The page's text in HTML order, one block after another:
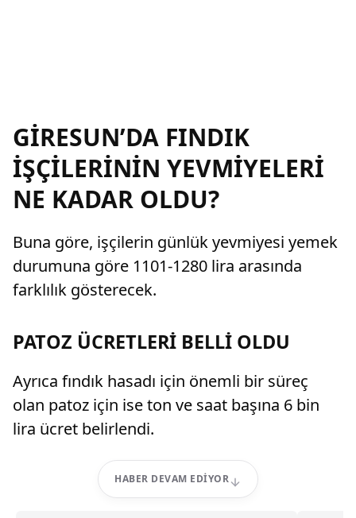
GİRESUN’DA FINDIK
İŞÇİLERİNİN YEVMİYELERİ
NE KADAR OLDU?
Buna göre, işçilerin günlük yevmiyesi yemek
durumuna göre 1101-1280 lira arasında
farklılık gösterecek.
PATOZ ÜCRETLERİ BELLİ OLDU
Ayrıca fındık hasadı için önemli bir süreç
olan patoz için ise ton ve saat başına 6 bin
lira ücret belirlendi.
HABER DEVAM EDIYOR